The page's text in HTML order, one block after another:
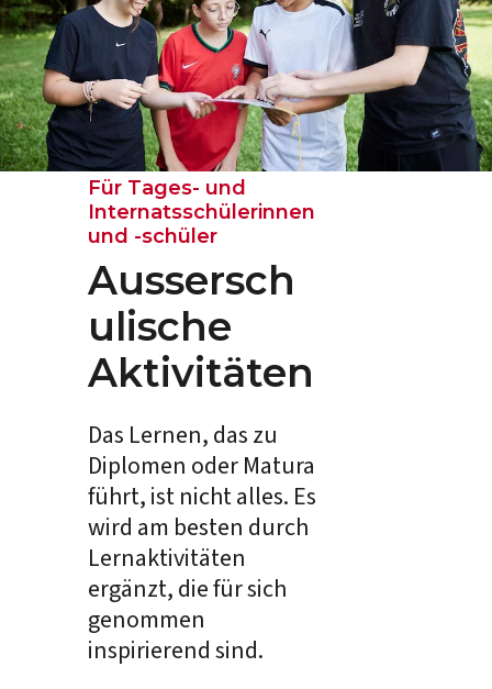
Für Tages- und
Internatsschülerinnen
und -schüler
Aussersch
ulische
Aktivitäten
Das Lernen, das zu
Diplomen oder Matura
führt, ist nicht alles. Es
wird am besten durch
Lernaktivitäten
ergänzt, die für sich
genommen
inspirierend sind.